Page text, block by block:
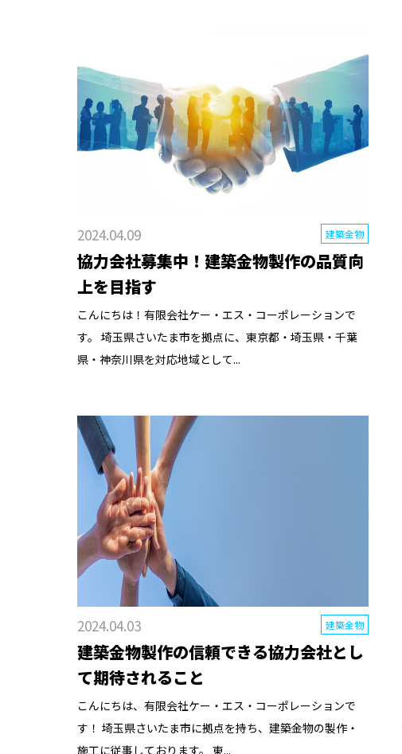
2024.04.09 建築金物
協力会社募集中！建築金物製作の品質向
上を目指す
こんにちは！有限会社ケー・エス・コーポレーションで
す。 埼玉県さいたま市を拠点に、東京都・埼玉県・千葉
県・神奈川県を対応地域として...
2024.04.03 建築金物
建築金物製作の信頼できる協力会社とし
て期待されること
こんにちは、有限会社ケー・エス・コーポレーションで
す！ 埼玉県さいたま市に拠点を持ち、建築金物の製作・
施工に従事しております。 東...